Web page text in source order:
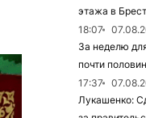
этажа в
18:07
За неделю
почти
17:37
Лукашенко: